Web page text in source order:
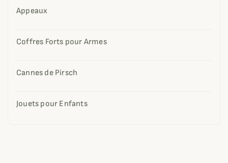
Appeaux
Coffres Forts pour Armes
Cannes de Pirsch
Jouets pour Enfants